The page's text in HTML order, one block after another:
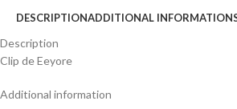
DESCRIPTIONADDITIONAL INFORMATION
Description
Clip de Eeyore
Additional information